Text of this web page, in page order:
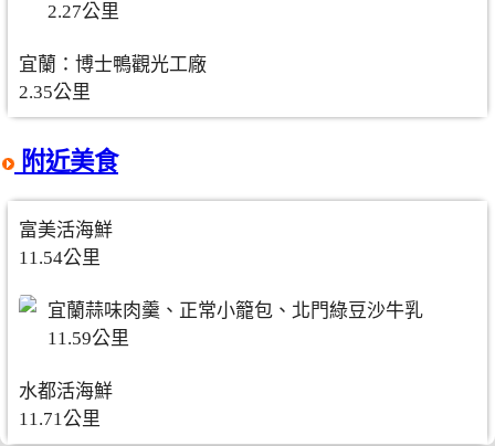
2.27公里
宜蘭：博士鴨觀光工廠
2.35公里
附近美食
富美活海鮮
11.54公里
宜蘭蒜味肉羹、正常小籠包、北門綠豆沙牛乳
11.59公里
水都活海鮮
11.71公里